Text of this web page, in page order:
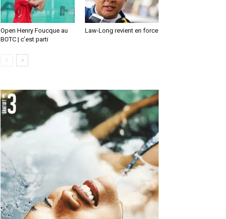
Open Henry Foucque au
BOTC | c’est parti
Law-Long revient en force